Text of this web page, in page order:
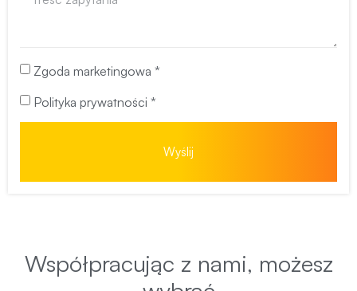
Zgoda marketingowa *
Polityka prywatności *
Wyślij
Współpracując z nami, możesz